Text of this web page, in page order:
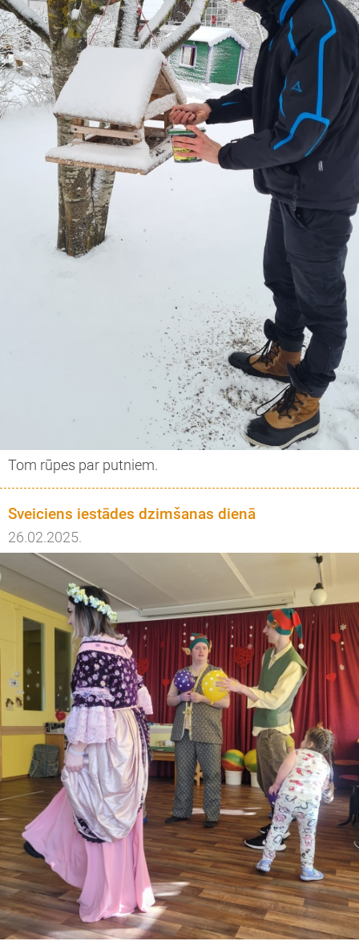
Tom rūpes par putniem.
Sveiciens iestādes dzimšanas dienā
26.02.2025.